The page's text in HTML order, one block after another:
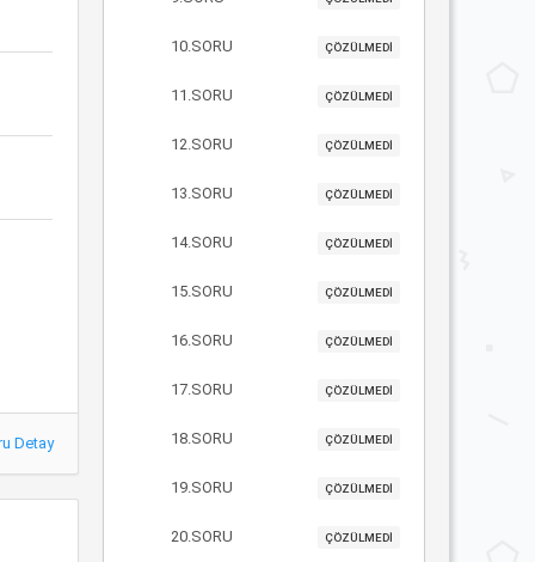
Detay
10.SORU ÇÖZÜLMEDİ
11.SORU ÇÖZÜLMEDİ
12.SORU ÇÖZÜLMEDİ
13.SORU ÇÖZÜLMEDİ
14.SORU ÇÖZÜLMEDİ
15.SORU ÇÖZÜLMEDİ
16.SORU ÇÖZÜLMEDİ
17.SORU ÇÖZÜLMEDİ
18.SORU ÇÖZÜLMEDİ
19.SORU ÇÖZÜLMEDİ
20.SORU ÇÖZÜLMEDİ